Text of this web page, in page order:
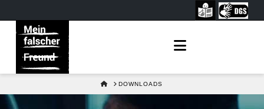
Navigation
HOMEDOWNLOADS